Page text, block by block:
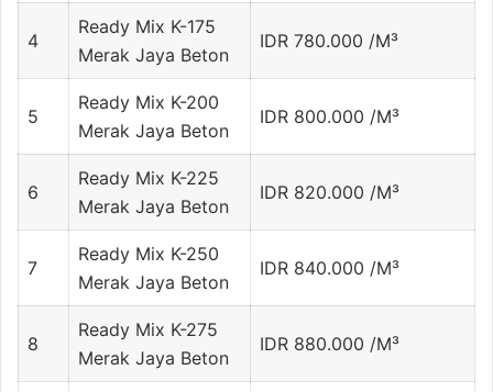
4
Ready Mix K-175
Merak Jaya Beton
IDR 780.000 /M³
5
Ready Mix K-200
Merak Jaya Beton
IDR 800.000 /M³
6
Ready Mix K-225
Merak Jaya Beton
IDR 820.000 /M³
7
Ready Mix K-250
Merak Jaya Beton
IDR 840.000 /M³
8
Ready Mix K-275
Merak Jaya Beton
IDR 880.000 /M³